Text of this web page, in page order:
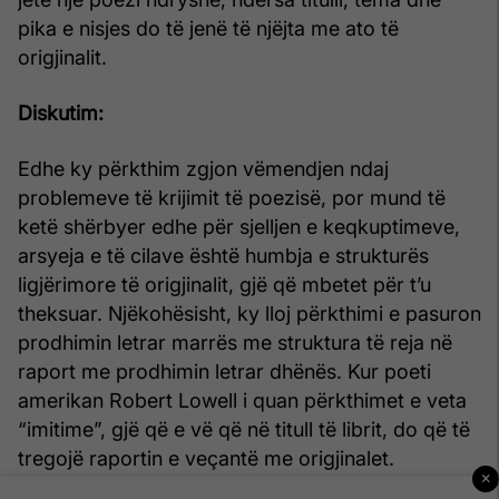
pika e nisjes do të jenë të njëjta me ato të
origjinalit.
Diskutim:
Edhe ky përkthim zgjon vëmendjen ndaj
problemeve të krijimit të poezisë, por mund të
ketë shërbyer edhe për sjelljen e keqkuptimeve,
arsyeja e të cilave është humbja e strukturës
ligjërimore të origjinalit, gjë që mbetet për t’u
theksuar. Njëkohësisht, ky lloj përkthimi e pasuron
prodhimin letrar marrës me struktura të reja në
raport me prodhimin letrar dhënës. Kur poeti
amerikan Robert Lowell i quan përkthimet e veta
“imitime”, gjë që e vë që në titull të librit, do që të
tregojë raportin e veçantë me origjinalet.
×